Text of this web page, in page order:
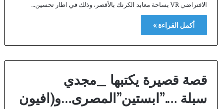
الافتراضي VR بساحة معابد الكرنك بالأقصر، وذلك في اطار تحسين…
أكمل القراءة »
قصة قصيرة يكتبها _مجدي
سبلة ….”ابستين”المصرى…و(افيون